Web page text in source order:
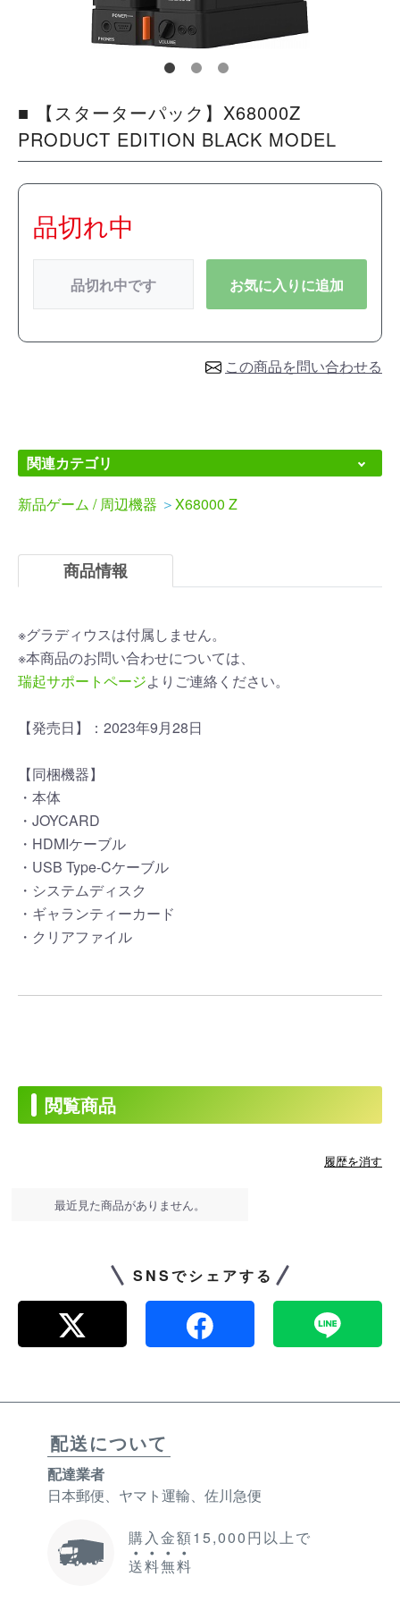
■ 【スターターパック】X68000Z
PRODUCT EDITION BLACK MODEL
品切れ中
品切れ中です お気に入りに追加
この商品を問い合わせる
関連カテゴリ
新品ゲーム / 周辺機器 ＞X68000 Z
商品情報
※グラディウスは付属しません。
※本商品のお問い合わせについては、
瑞起サポートページよりご連絡ください。
【発売日】：2023年9月28日
【同梱機器】
・本体
・JOYCARD
・HDMIケーブル
・USB Type-Cケーブル
・システムディスク
・ギャランティーカード
・クリアファイル
閲覧商品
履歴を消す
最近見た商品がありません。
SNSでシェアする
配送について
配達業者
日本郵便、ヤマト運輸、佐川急便
購入金額15,000円以上で
送料無料